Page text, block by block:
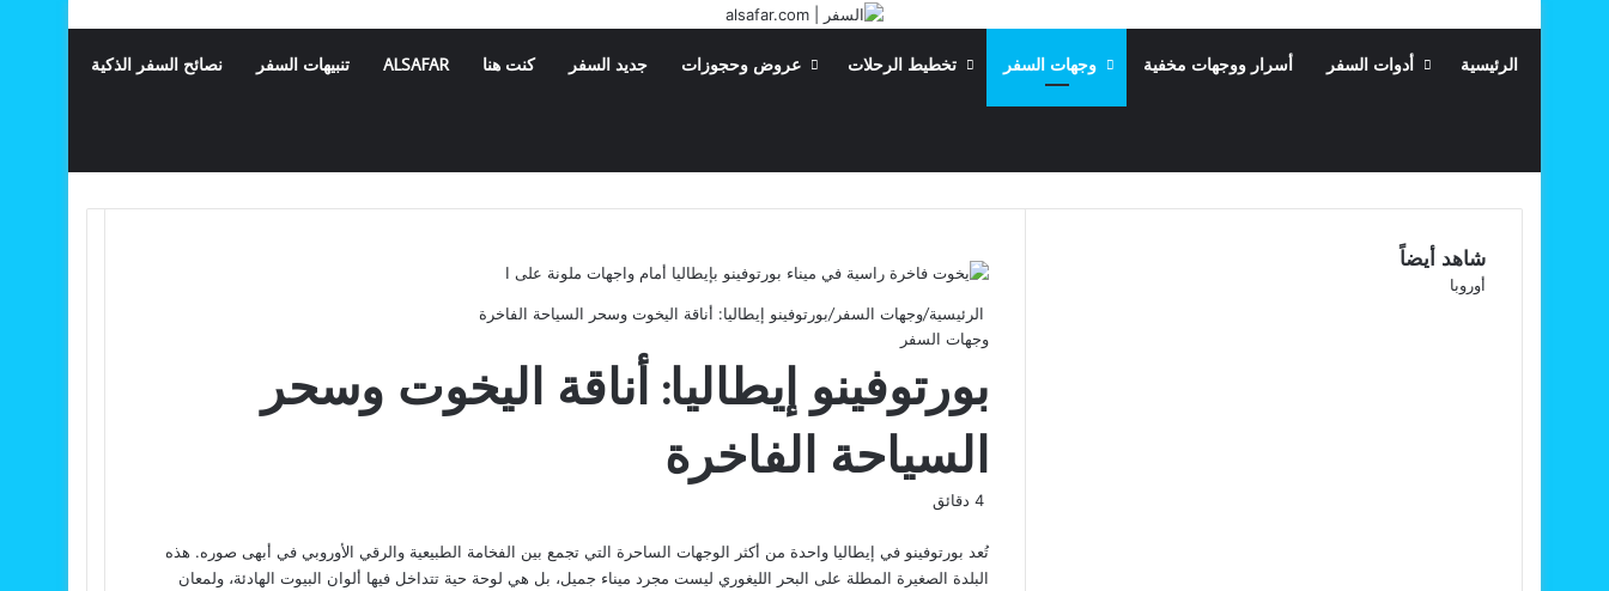
الرئيسية أدوات السفر أسرار ووجهات مخفية وجهات السفر تخطيط الرحلات عروض وحجوزات جديد السفر كنت هنا ALSAFAR تنبيهات السفر نصائح السفر الذكية
الرئيسية/وجهات السفر/بورتوفينو إيطاليا: أناقة اليخوت وسحر السياحة الفاخرة
وجهات السفر
بورتوفينو إيطاليا: أناقة اليخوت وسحر
السياحة الفاخرة
عبر
البريد
تُعد بورتوفينو في إيطاليا واحدة من أكثر الوجهات الساحرة التي تجمع بين الفخامة الطبيعية والرقي الأوروبي في أبهى صوره. هذه
البلدة الصغيرة المطلة على البحر الليغوري ليست مجرد ميناء جميل، بل هي لوحة حية تتداخل فيها ألوان البيوت الهادئة، ولمعان
شاهد أيضاً
إغلاق
أوروبا